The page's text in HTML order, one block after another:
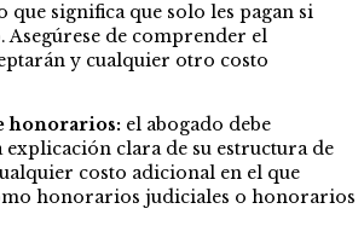
que significa que solo les pagan si
Asegúrese de comprender el
y cualquier otro costo
honorarios: el abogado debe
clara de su estructura de
costo adicional en el que
honorarios judiciales o honorarios